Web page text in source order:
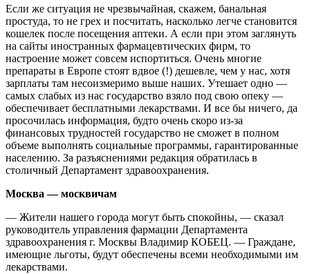
Если же ситуация не чрезвычайная, скажем, банальная
простуда, то не грех и посчитать, насколько легче становится
кошелек после посещения аптеки. А если при этом заглянуть
на сайты иностранных фармацевтических фирм, то
настроение может совсем испортиться. Очень многие
препараты в Европе стоят вдвое (!) дешевле, чем у нас, хотя
зарплаты там несоизмеримо выше наших. Утешает одно —
самых слабых из нас государство взяло под свою опеку —
обеспечивает бесплатными лекарствами. И все бы ничего, да
просочилась информация, будто очень скоро из-за
финансовых трудностей государство не сможет в полном
объеме выполнять социальные программы, гарантированные
населению. За разъяснениями редакция обратилась в
столичный Департамент здравоохранения.
Москва — москвичам
— Жители нашего города могут быть спокойны, — сказал
руководитель управления фармации Департамента
здравоохранения г. Москвы Владимир КОБЕЦ. — Граждане,
имеющие льготы, будут обеспечены всеми необходимыми им
лекарствами.